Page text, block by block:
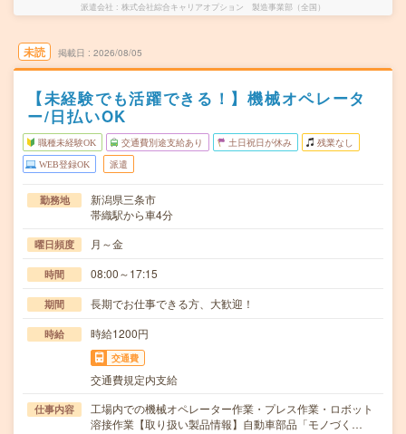
派遣会社 株式会社綜合キャリアオプション 製造事業部（全国）
未読 掲載日 2026/08/05
【未経験でも活躍できる！】機械オペレータ
ー/日払いOK
職種未経験OK 交通費別途支給あり 土日祝日が休み 残業なし
WEB登録OK 派遣
勤務地
新潟県三条市
帯織駅から車4分
曜日頻度 月～金
時間 08:00～17:15
期間 長期でお仕事できる方、大歓迎！
時給 時給1200円
交通費
交通費規定内支給
仕事内容
工場内での機械オペレーター作業・プレス作業・ロボット
溶接作業【取り扱い製品情報】自動車部品「モノづく…